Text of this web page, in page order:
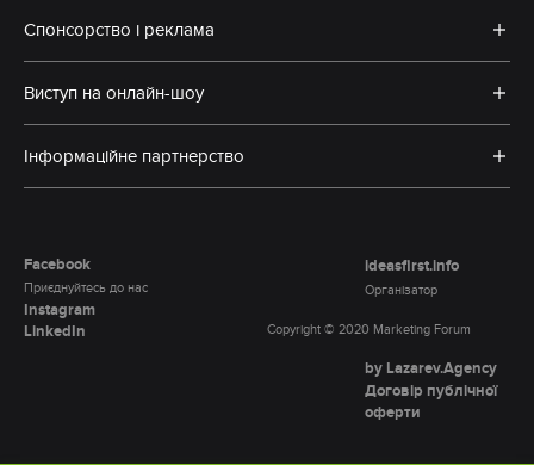
Спонсорство і реклама
Виступ на онлайн-шоу
Інформаційне партнерство
Facebook
Приєднуйтесь до нас
Instagram
LinkedIn
ideasfirst.info
Організатор
Copyright © 2020 Marketing Forum
by Lazarev.Agency
Договір публічної
оферти